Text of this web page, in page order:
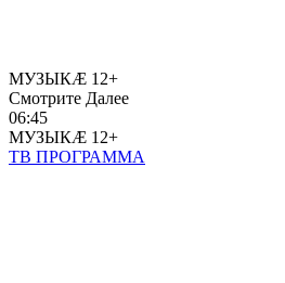
МУЗЫКÆ 12+
Смотрите Далее
06:45
МУЗЫКÆ 12+
ТВ ПРОГРАММА